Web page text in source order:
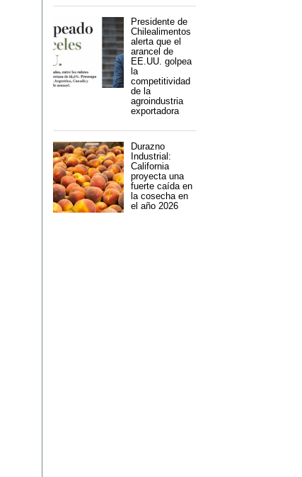
Presidente de
Chilealimentos
alerta que el
arancel de
EE.UU. golpea
la
competitividad
de la
agroindustria
exportadora
Durazno
Industrial:
California
proyecta una
fuerte caída en
la cosecha en
el año 2026